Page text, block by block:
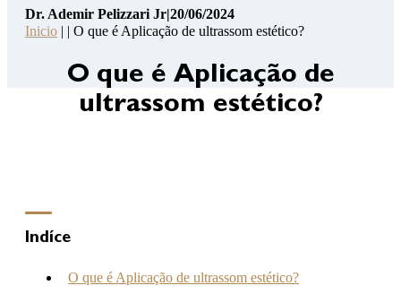
Pelizzari
Pontos
Online
Clínica
Hospital
Dr. Ademir Pelizzari Jr|20/06/2024
Inicio | | O que é Aplicação de ultrassom estético?
O que é Aplicação de
ultrassom estético?
Indíce
O que é Aplicação de ultrassom estético?